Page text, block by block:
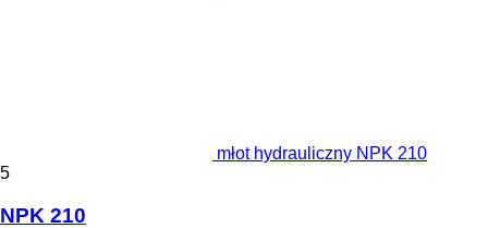
młot hydrauliczny NPK 210
5
NPK 210